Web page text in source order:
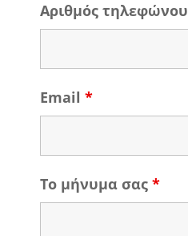
Αριθμός τηλεφώνου
Email *
Το μήνυμα σας *